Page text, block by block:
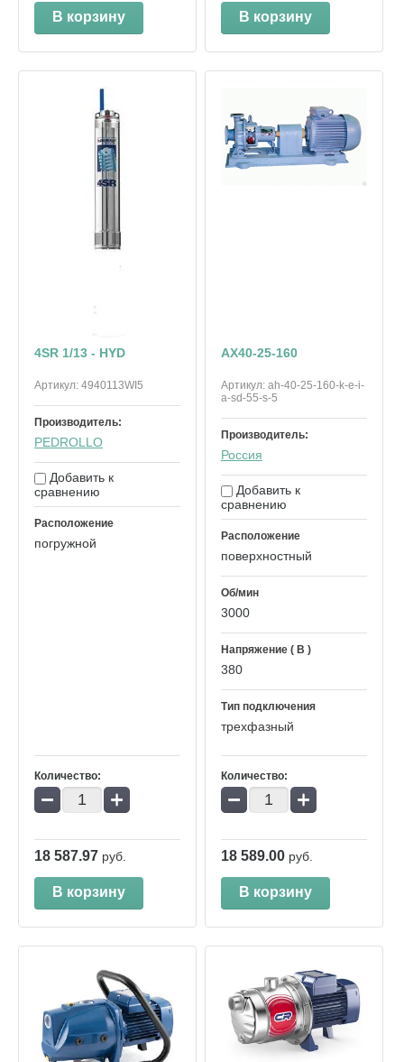
В корзину В корзину
4SR 1/13 - HYD
Артикул: 4940113WI5
Производитель:
PEDROLLO
Добавить к
сравнению
Расположение
погружной
Количество:
− +
18 587.97 руб.
В корзину
АХ40-25-160
Артикул:ah-40-25-160-k-e-i-
a-sd-55-s-5
Производитель:
Россия
Добавить к
сравнению
Расположение
поверхностный
Об/мин
3000
Напряжение ( В )
380
Тип подключения
трехфазный
Количество:
− +
18 589.00 руб.
В корзину